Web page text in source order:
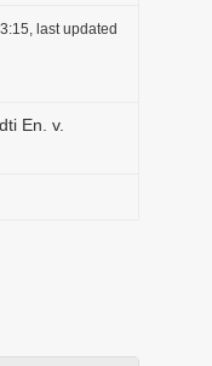
last updated
En. v.